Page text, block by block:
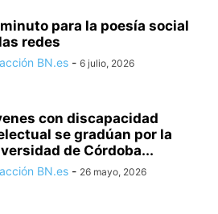
para la poesía social
redes
BN.es - 6 julio, 2026
con discapacidad
se gradúan por la
de Córdoba...
BN.es - 26 mayo, 2026